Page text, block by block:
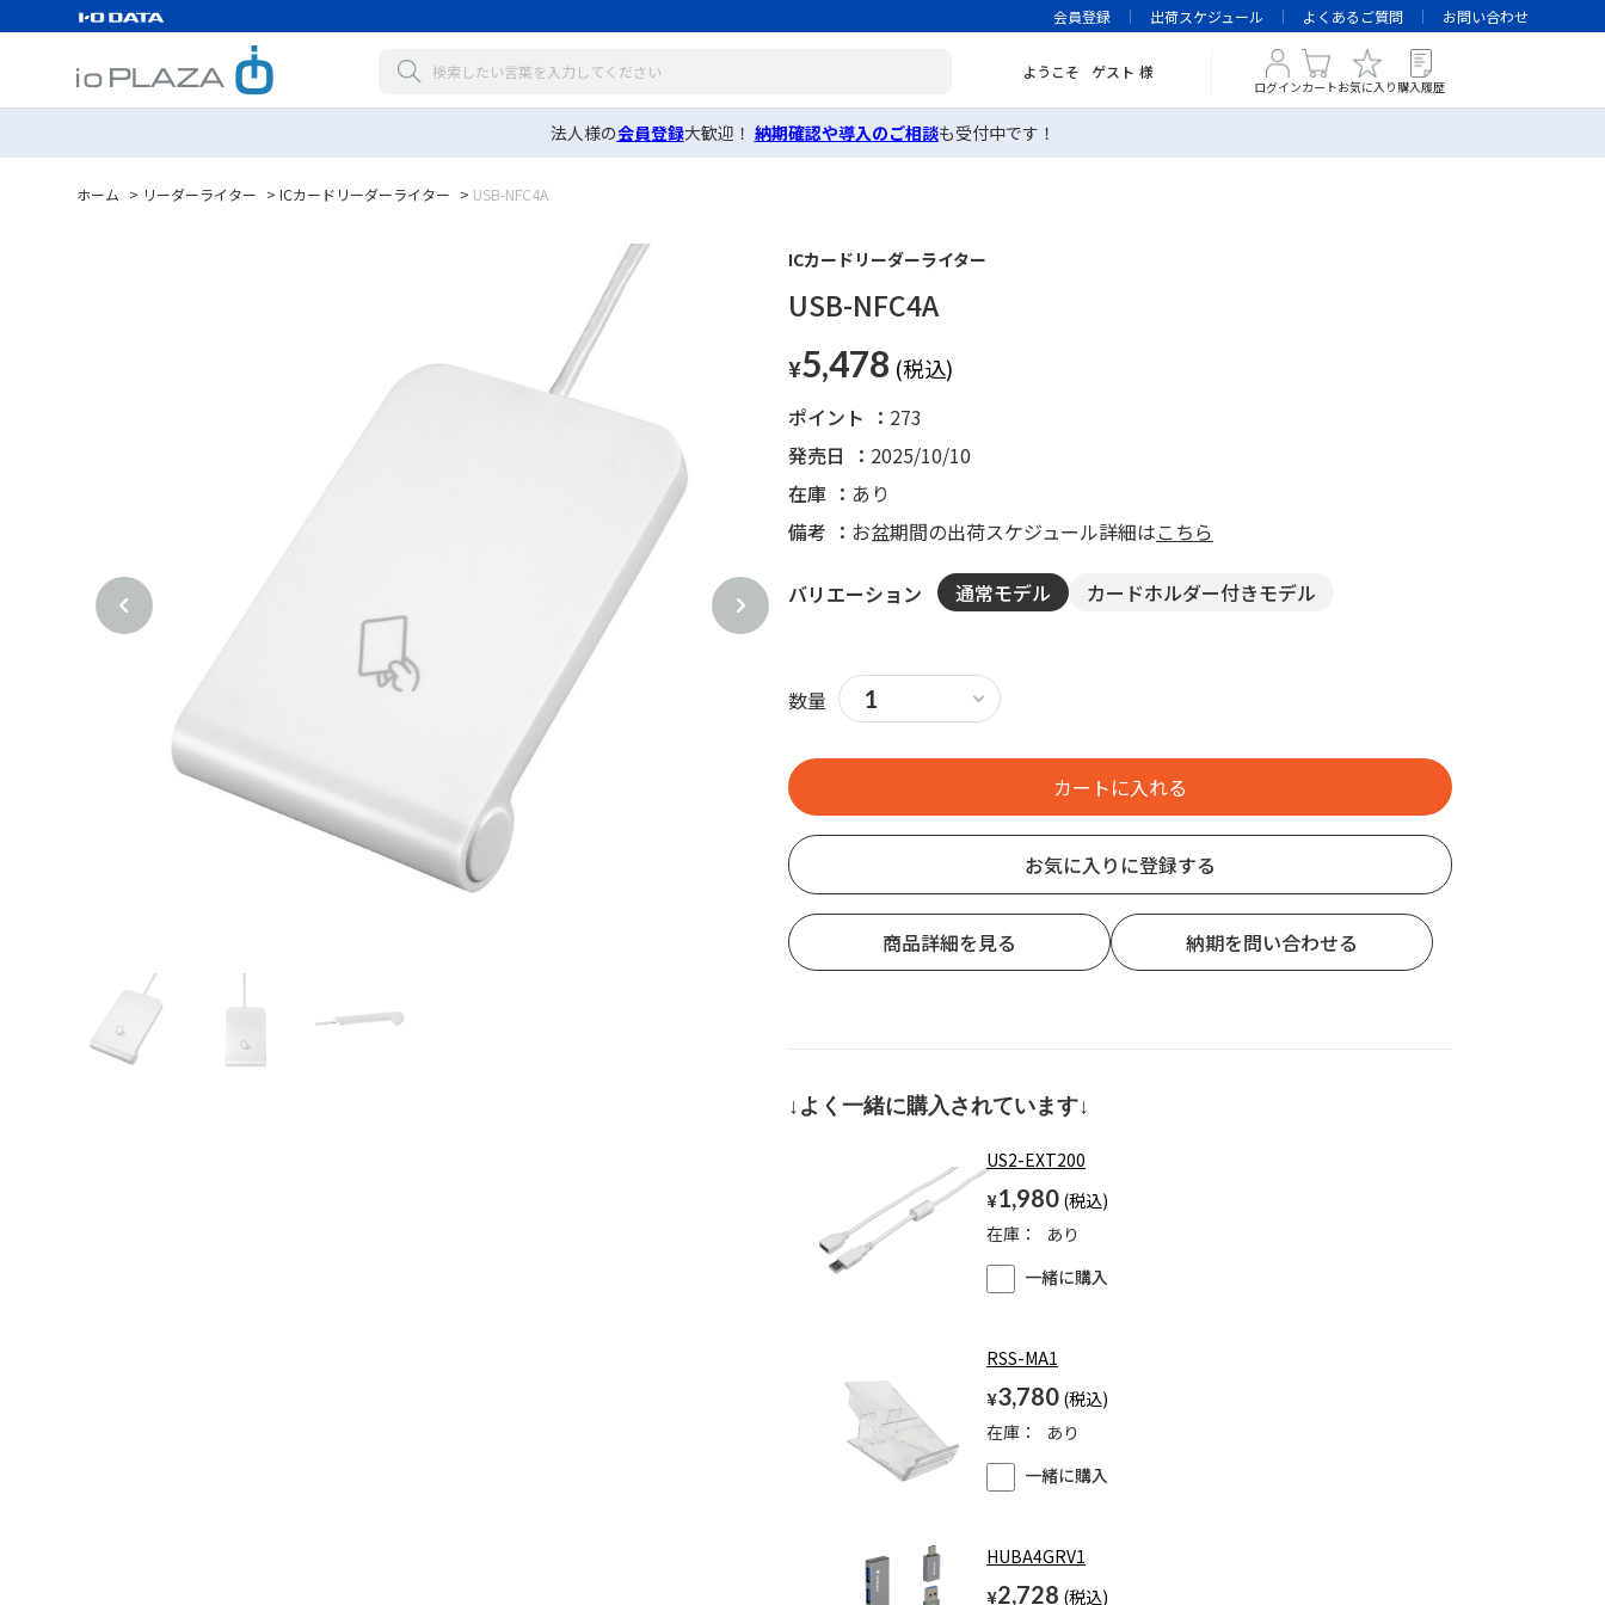
会員登録 出荷スケジュール よくあるご質問 お問い合わせ
ようこそ ゲスト 様
ログインカートお気に入り 購入履歴
法人様の会員登録大歓迎！ 納期確認や導入のご相談も受付中です！
ホーム > リーダーライター > ICカードリーダーライター > USB-NFC4A
ICカードリーダーライター
USB-NFC4A
¥5,478
発売日 2025/10/10
ポイント 273
在庫
あり
備考
お盆期間の出荷スケジュール詳細はこちら
通常モデル カードホルダー付きモデル
数量
↓よく一緒に購入されています↓
US2-EXT200
¥1,980
在庫：
あり
一緒に購入
RSS-MA1
¥3,780
在庫：
あり
一緒に購入
HUBA4GRV1
¥2,728
お気に入りに登録する
商品詳細を見る 納期を問い合わせる